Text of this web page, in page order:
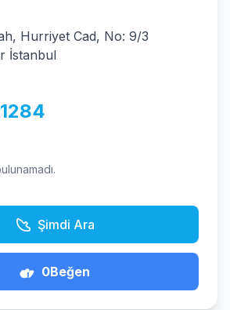
Hurriyet Cad, No: 9/3
İstanbul
Şimdi Ara
0Beğen